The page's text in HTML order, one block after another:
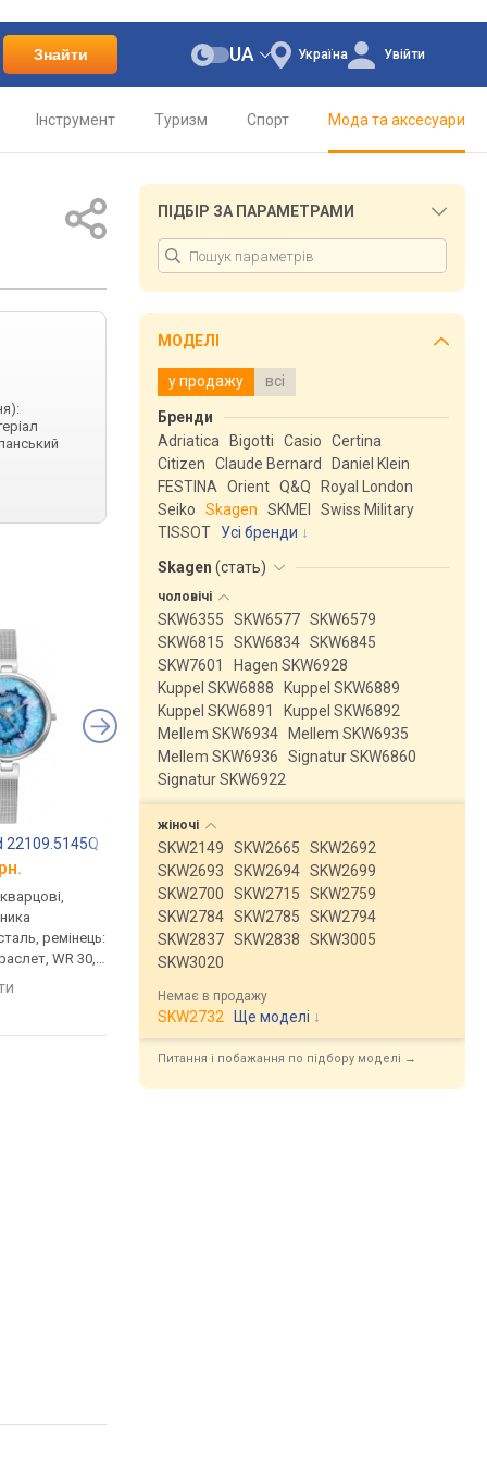
Знайти Україна
UA Увійти
Інструмент Туризм Спорт Мода та аксесуари
22109.5145Q
ремінець:
WR 30,
Royal London 21428-11
від 4 256 грн.
ультратонкі, кварцові,
корпус годинника
нержавіюча сталь, ремінець:
міланський браслет, WR 30,
Royal London
від 4 410 грн.
ультратонкі,
корпус годинника
нержавіюча сталь,
ПІДБІР ЗА ПАРАМЕТРАМИ
МОДЕЛІ
у продажу всі
Бренди
Adriatica
Bigotti Casio
Certina
Citizen
Claude Bernard
Daniel Klein
FESTINA
Orient Q&Q
Royal London
Seiko
Skagen SKMEI
Swiss Military
TISSOT
Усі бренди
Skagen (стать)
чоловічі
SKW6355 SKW6577 SKW6579
SKW6815
SKW6834 SKW6845
SKW7601
Hagen SKW6928
Kuppel SKW6888
Kuppel SKW6889
Kuppel SKW6891
Kuppel SKW6892
Mellem SKW6934
Mellem SKW6935
Mellem SKW6936
Signatur SKW6860
Signatur SKW6922
жіночі
SKW2149 SKW2665
SKW2692
SKW2693
SKW2694 SKW2699
SKW2700
SKW2715
SKW2759
SKW2784 SKW2785
SKW2794
SKW2837 SKW2838
SKW3005
SKW3020
Немає в продажу
SKW2732 Ще моделі ↓
Питання і побажання по підбору моделі →